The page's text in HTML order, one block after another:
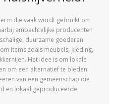
die vaak wordt gebruikt om
ambachtelijke producenten
duurzame goederen
items zoals meubels, kleding,
Het idee is om lokale
om een alternatief te bieden
van een gemeenschap die
en lokaal geproduceerde